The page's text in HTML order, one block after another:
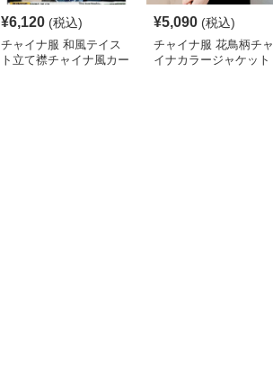
¥6,120 (税込)
チャイナ服 和風テイス
ト立て襟チャイナ風カー
¥5,090 (税込)
チャイナ服 花鳥柄チャ
イナカラージャケット